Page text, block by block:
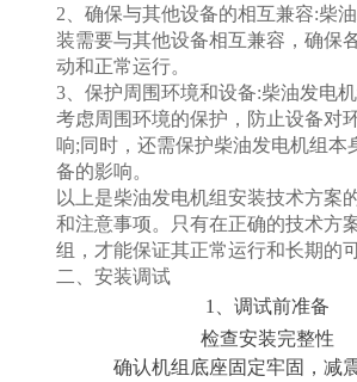
2、确保与其他设备的相互兼容:柴
装需要与其他设备相互兼容，确保
动和正常运行。
3、保护周围环境和设备:柴油发电
考虑周围环境的保护，防止设备对
响;同时，还需保护柴油发电机组本
备的影响。
以上是柴油发电机组安装技术方案
和注意事项。只有在正确的技术方
组，才能保证其正常运行和长期的
二、安装调试
1、调试前准备
检查安装完整性
确认机组底座固定牢固，减